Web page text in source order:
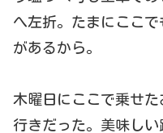
へ左折。たまにここ
があるから。
木曜日にここで乗せ
行きだった。美味し